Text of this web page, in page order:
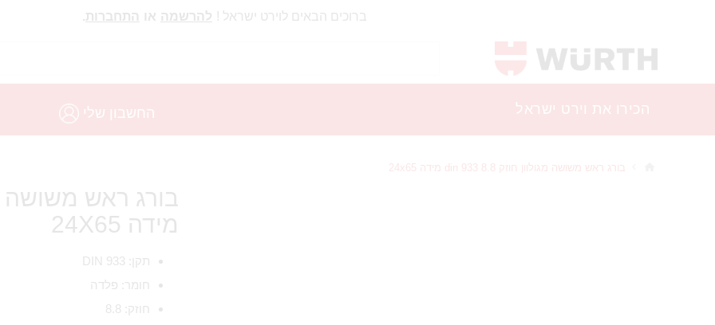
ברוכים הבאים לוירט ישראל ! להרשמה או התחברות.
הכירו את וירט ישראל החשבון שלי
בורג ראש משושה מגולוון חוזק 8.8 din 933 מידה 24x65
מידה 24X65
תקן: DIN 933
חומר: פלדה
חוזק: 8.8